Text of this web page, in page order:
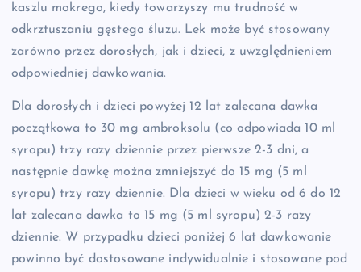
kaszlu mokrego, kiedy towarzyszy mu trudność w
odkrztuszaniu gęstego śluzu. Lek może być stosowany
zarówno przez dorosłych, jak i dzieci, z uwzględnieniem
odpowiedniej dawkowania.
Dla dorosłych i dzieci powyżej 12 lat zalecana dawka
początkowa to 30 mg ambroksolu (co odpowiada 10 ml
syropu) trzy razy dziennie przez pierwsze 2-3 dni, a
następnie dawkę można zmniejszyć do 15 mg (5 ml
syropu) trzy razy dziennie. Dla dzieci w wieku od 6 do 12
lat zalecana dawka to 15 mg (5 ml syropu) 2-3 razy
dziennie. W przypadku dzieci poniżej 6 lat dawkowanie
powinno być dostosowane indywidualnie i stosowane pod